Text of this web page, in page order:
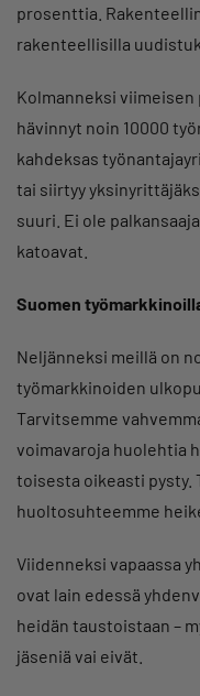
prosenttia.
rakenteellisilla
Kolmanneksi viimeisen
hävinnyt noin 10000
kahdeksas
tai siirtyy
suuri. Ei ole
katoavat.
Suomen
Neljänneksi meillä on
työmarkkinoiden
Tarvitsemme
voimavaroja huolehtia
toisesta oikeasti pysty.
huoltosuhteemme
Viidenneksi vapaassa
ovat lain edessä
heidän taustoistaan –
jäseniä vai eivät.